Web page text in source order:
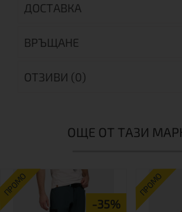
ДОСТАВКА
ВРЪЩАНЕ
ОТЗИВИ (0)
ОЩЕ ОТ ТАЗИ
ПРОМО
-35%
ПРОМО